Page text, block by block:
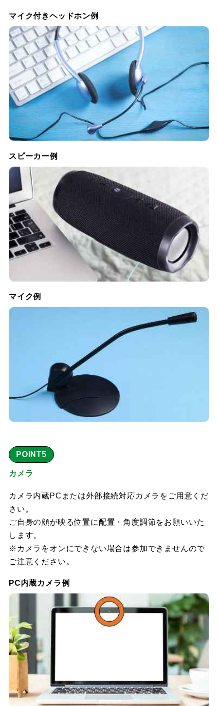
マイク付きヘッドホン例
スピーカー例
マイク例
POINT5
カメラ
カメラ内蔵PCまたは外部接続対応カメラをご用意くだ
さい。
ご自身の顔が映る位置に配置・角度調節をお願いいた
します。
※カメラをオンにできない場合は参加できませんので
ご注意ください。
PC内蔵カメラ例